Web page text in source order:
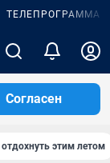
ТЕЛЕПРОГРАММА
Согласен
отдохнуть этим летом